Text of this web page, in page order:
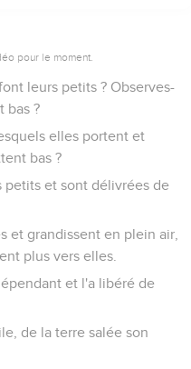
pour le moment.
leurs petits ? Observes-
bas ?
elles portent et
bas ?
petits et sont délivrées de
et grandissent en plein air,
plus vers elles.
et l'a libéré de
de la terre salée son